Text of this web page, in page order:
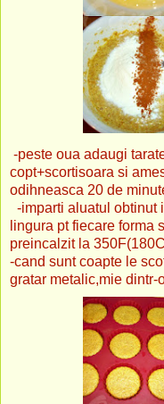
-peste oua adaugi
copt+scortisoara si
odihneasca 20 de
-imparti aluatul obtinut
lingura pt fiecare forma
preincalzit la
-cand sunt coapte le
gratar metalic,mie dintr-